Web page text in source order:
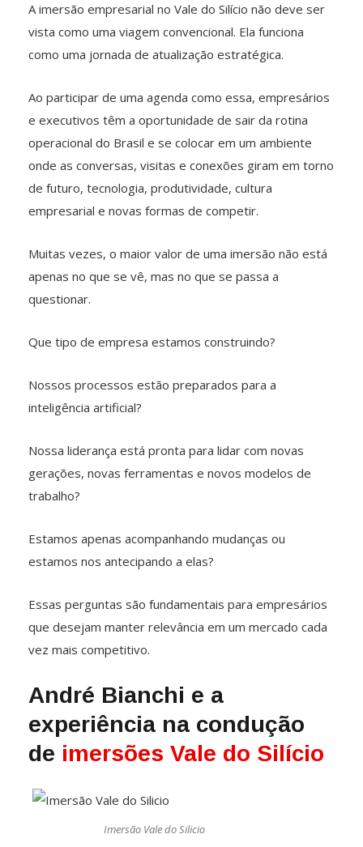
A imersão empresarial no Vale do Silício não deve ser
vista como uma viagem convencional. Ela funciona
como uma jornada de atualização estratégica.
Ao participar de uma agenda como essa, empresários
e executivos têm a oportunidade de sair da rotina
operacional do Brasil e se colocar em um ambiente
onde as conversas, visitas e conexões giram em torno
de futuro, tecnologia, produtividade, cultura
empresarial e novas formas de competir.
Muitas vezes, o maior valor de uma imersão não está
apenas no que se vê, mas no que se passa a
questionar.
Que tipo de empresa estamos construindo?
Nossos processos estão preparados para a
inteligência artificial?
Nossa liderança está pronta para lidar com novas
gerações, novas ferramentas e novos modelos de
trabalho?
Estamos apenas acompanhando mudanças ou
estamos nos antecipando a elas?
Essas perguntas são fundamentais para empresários
que desejam manter relevância em um mercado cada
vez mais competitivo.
André Bianchi e a
experiência na condução
de imersões Vale do Silício
Imersão Vale do Silicio